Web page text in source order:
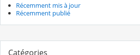
Récemment mis à jour
Récemment publié
Catégories